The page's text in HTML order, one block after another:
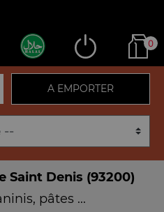
0
A EMPORTER
Saint Denis (93200)
pâtes ...